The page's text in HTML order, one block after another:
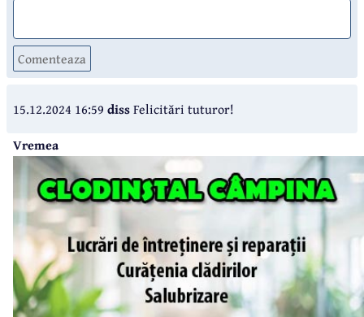
Comenteaza
15.12.2024 16:59 dissFelicitări tuturor!
Vremea